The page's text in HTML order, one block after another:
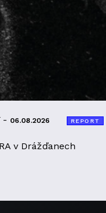
- 06.08.2026 REPORT
v Drážďanech